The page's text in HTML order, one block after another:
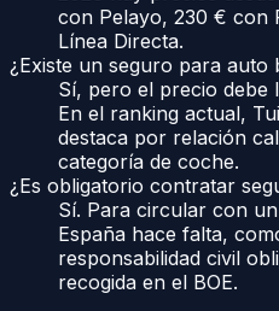
con Pelayo, 230 € con
Línea Directa.
¿Existe un seguro para auto
Sí, pero el precio debe
En el ranking actual,
destaca por relación
categoría de coche.
¿Es obligatorio contratar
Sí. Para circular con
España hace falta,
responsabilidad civil
recogida en el BOE.